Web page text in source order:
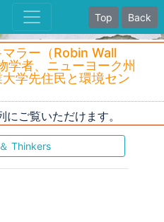
Top Back
ラー（Robin Wall
者、ニューヨーク州
学先住民と環境セン
ご覧いただけます。
Thinkers